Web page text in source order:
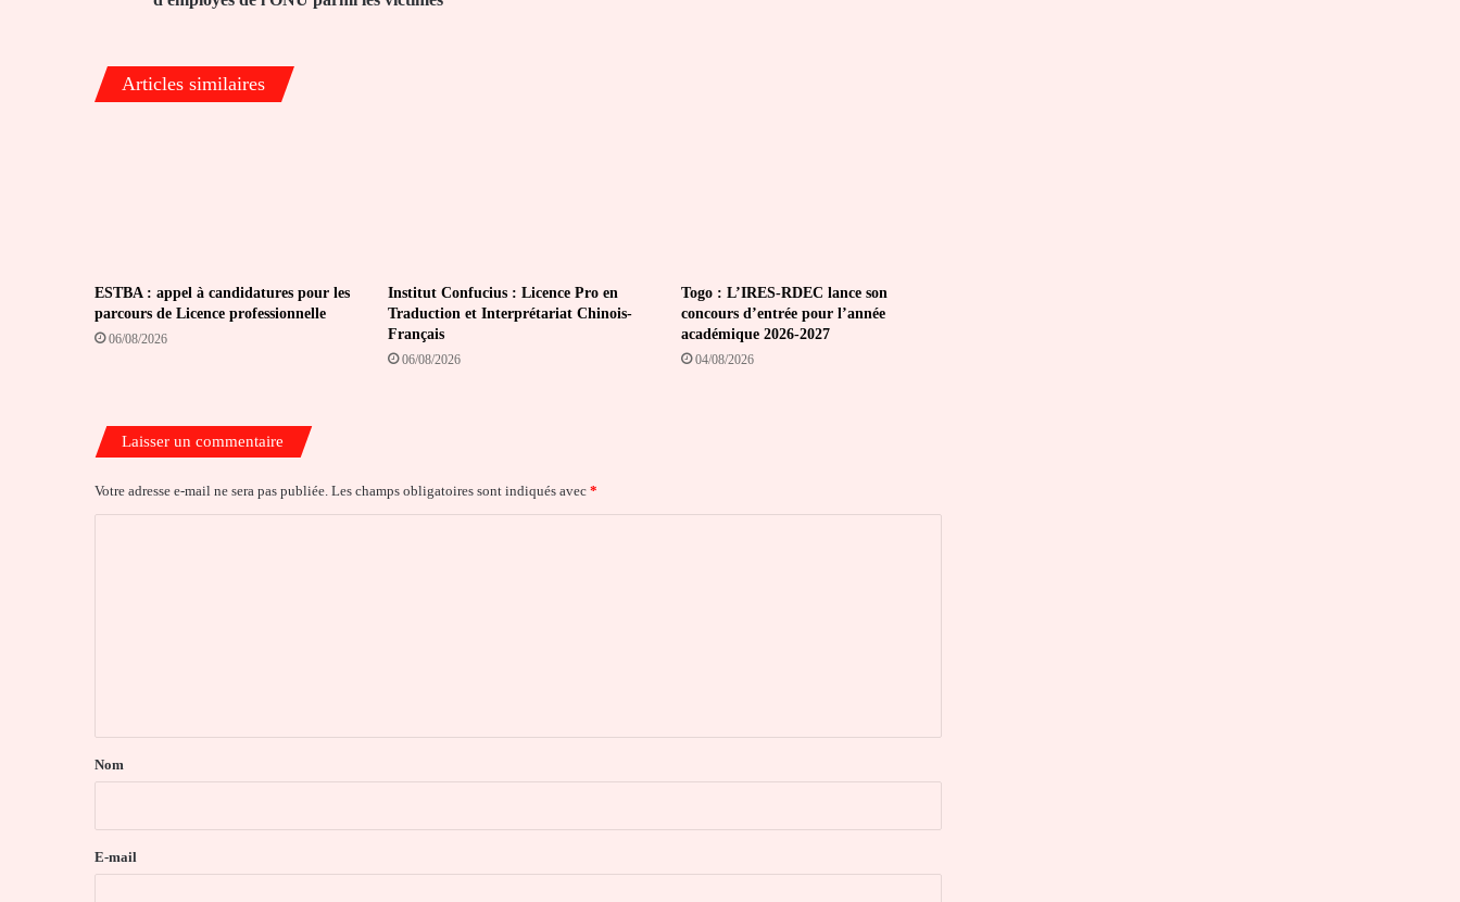
Articles similaires
ESTBA : appel à candidatures pour les
parcours de Licence professionnelle
06/08/2026
Institut Confucius : Licence Pro en
Traduction et Interprétariat Chinois-
Français
06/08/2026
Togo : L’IRES-RDEC lance son
concours d’entrée pour l’année
académique 2026-2027
04/08/2026
Laisser un commentaire
Votre adresse e-mail ne sera pas publiée. Les champs obligatoires sont indiqués avec *
a
e
Nom
E-mail